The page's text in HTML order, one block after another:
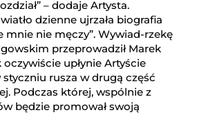
– dodaje Artysta.
dzienne ujrzała biografia
mnie nie męczy”. Wywiad-rzekę
przeprowadził Marek
oczywiście upłynie Artyście
rusza w drugą część
Podczas której, wspólnie z
będzie promował swoją